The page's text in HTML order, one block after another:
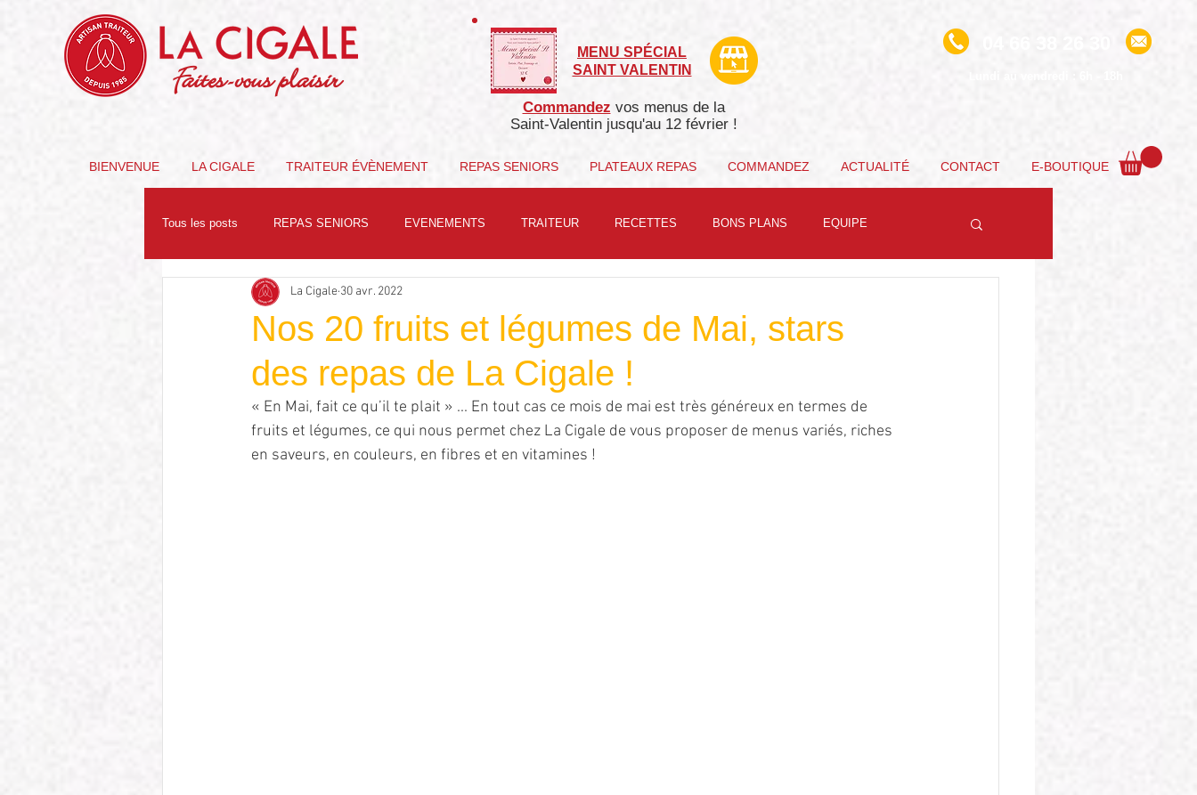
Faites-vous plaisir
MENU SPÉCIAL
SAINT VALENTIN
Commandez vos menus de la
Saint-Valentin jusqu'au 12 février !
BIENVENUE LA CIGALE TRAITEUR ÉVÈNEMENT REPAS SENIORS PLATEAUX REPAS COMMANDEZ ACTUALITÉ CONTACT E-BOUTIQUE
Tous les posts REPAS SENIORS EVENEMENTS TRAITEUR RECETTES BONS PLANS EQUIPE
PARTENAIRES NUTRITION
Nos 20 fruits et légumes de Mai, stars
des repas de La Cigale !
La Cigale 30 avr. 2022
« En Mai, fait ce qu’il te plait » ... En tout cas ce mois de mai est très généreux en termes de
fruits et légumes, ce qui nous permet chez La Cigale de vous proposer de menus variés, riches
en saveurs, en couleurs, en fibres et en vitamines !